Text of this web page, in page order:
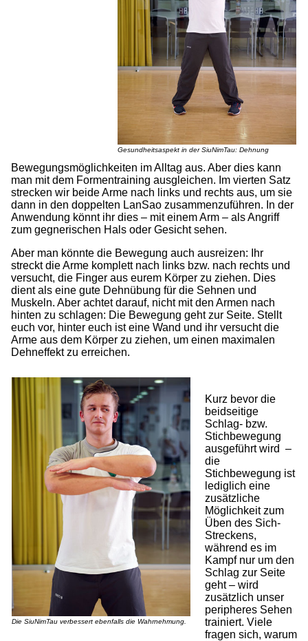
Gesundheitsaspekt in der SiuNimTau: Dehnung
Bewegungsmöglichkeiten im Alltag aus. Aber dies kann
man mit dem Formentraining ausgleichen. Im vierten Satz
strecken wir beide Arme nach links und rechts aus, um sie
dann in den doppelten LanSao zusammenzuführen. In der
Anwendung könnt ihr dies – mit einem Arm – als Angriff
zum gegnerischen Hals oder Gesicht sehen.
Aber man könnte die Bewegung auch ausreizen: Ihr
streckt die Arme komplett nach links bzw. nach rechts und
versucht, die Finger aus eurem Körper zu ziehen. Dies
dient als eine gute Dehnübung für die Sehnen und
Muskeln. Aber achtet darauf, nicht mit den Armen nach
hinten zu schlagen: Die Bewegung geht zur Seite. Stellt
euch vor, hinter euch ist eine Wand und ihr versucht die
Arme aus dem Körper zu ziehen, um einen maximalen
Dehneffekt zu erreichen.
Die SiuNimTau verbessert ebenfalls die Wahrnehmung.
Kurz bevor die
beidseitige
Schlag- bzw.
Stichbewegung
ausgeführt wird –
die
Stichbewegung ist
lediglich eine
zusätzliche
Möglichkeit zum
Üben des Sich-
Streckens,
während es im
Kampf nur um den
Schlag zur Seite
geht – wird
zusätzlich unser
peripheres Sehen
trainiert. Viele
fragen sich, warum